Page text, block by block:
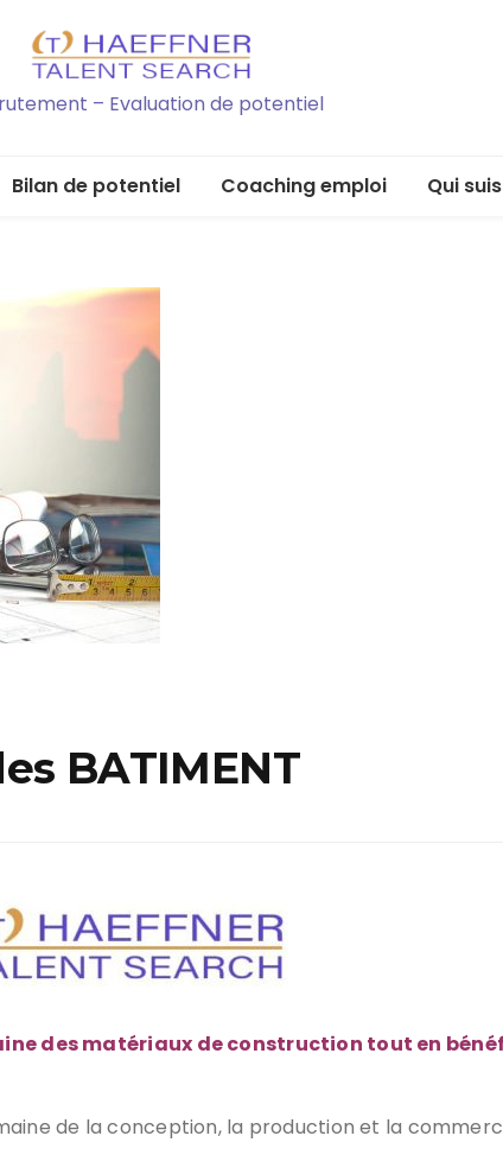
– Evaluation de potentiel
Bilan de potentiel Coaching emploi Qui
BATIMENT
des matériaux de construction tout en
de la conception, la production et la